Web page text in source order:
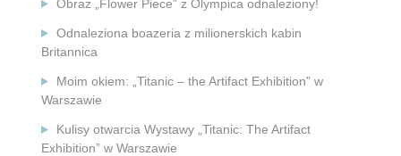
Obraz „Flower Piece” z Olympica odnaleziony!
Odnaleziona boazeria z milionerskich kabin
Britannica
Moim okiem: „Titanic – the Artifact Exhibition” w
Warszawie
Kulisy otwarcia Wystawy „Titanic: The Artifact
Exhibition” w Warszawie